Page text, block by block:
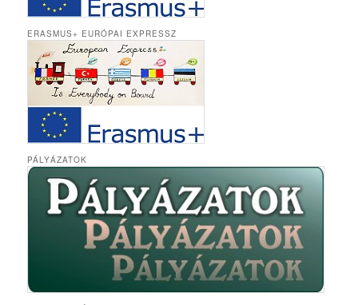
ERASMUS+ EURÓPAI EXPRESSZ
PÁLYÁZATOK